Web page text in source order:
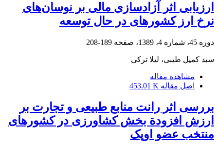
ارزیابی اثر آزادسازی مالی بر نوسان‌های
نرخ ارز کشورهای در حال توسعه
دوره 45، شماره 4، 1389، صفحه 189-208
سید کمیل طیبی، لیلا ترکی
مشاهده مقاله
اصل مقاله 453.01 K
بررسی اثر رانت منابع طبیعی و تجارت بر
ارزش افزودة بخش کشاورزی در کشورهای
منتخب عضو اوپک